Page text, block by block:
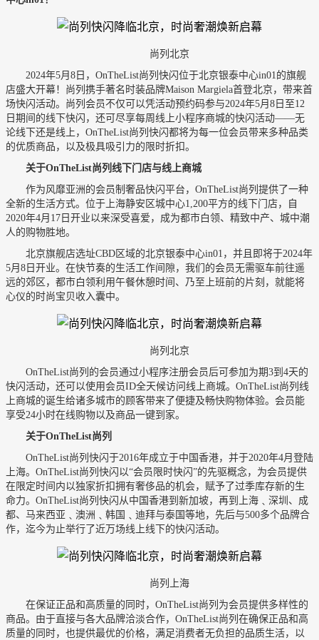
尚列北京
2024年5月8日，OnTheList尚列快闪位于北京银泰中心in01的旗舰
店盛大开幕！尚列携手著名时装品牌Maison Margiela首登北京，带来首
场快闪活动。尚列会员不仅可以凭活动预约码参与2024年5月8日至12
日期间的线下快闪，还可尽享每周线上小程序商城的快闪活动——无
论线下还是线上，OnTheList尚列快闪都将为每一位会员带来多种品类
的优质商品，以及极具吸引力的限时折扣。
关于OnTheList尚列线下门店与线上商城
作为风靡亚洲的会员制奢品快闪平台，OnTheList尚列提供了一种
全新的生活方式。位于上海静安区城中心1,200平方的线下门店，自
2020年4月17日开业以来深受喜爱，成为都市白领、精致中产、城中潮
人的购物胜地。
北京旗舰店选址CBD区域的北京银泰中心in01，并且即将于2024年
5月8日开业。在快节奏的生活工作间隙，我们的会员无需驱车前往遥
远的郊区，都市白领利用午餐休憩时间、乃至上班前的片刻，就能将
心仪的时尚宝贝收入囊中。
尚列北京
OnTheList尚列的会员通过小程序注册会员后可参加为期3到4天的
快闪活动，还可以使用会员ID全天候访问线上商城。OnTheList尚列线
上商城的诞生给诸多城市的顾客带来了便捷及畅快购物体验。会员能
享受24小时在线购物以及商品一键到家。
关于OnTheList尚列
OnTheList尚列快闪于2016年成立于中国香港，并于2020年4月登陆
上海。OnTheList尚列快闪以“会员限时快闪”的先驱概念，为会员提供
在限定时间内以独家折扣拥有奢侈品的机会，赋予了过季库存新的生
命力。OnTheList尚列快闪从中国香港到新加坡，再到上海﹑深圳、成
都、马来西亚﹑澳洲﹑韩国﹑迪拜与泰国等地，先后与500多个品牌合
作，迄今为止举行了近万场线上线下的快闪活动。
尚列上海
在保证正品和高质量的同时，OnTheList尚列为会员提供多样性的
商品。由于直接与各大品牌洽淡合作，OnTheList尚列在确保正品和高
质量的同时，也提供最优的价格，满足消费者无负担的品质生活，以